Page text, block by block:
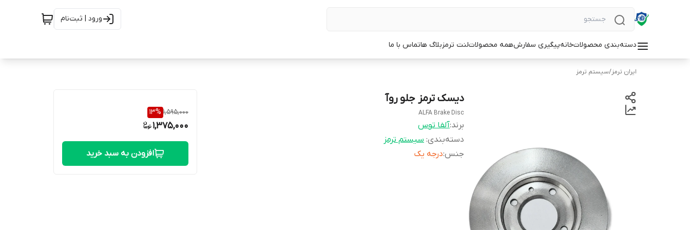
ورود | ثبت‌نام
دسته‌بندی محصولاتخانهپیگیری سفارشهمه محصولاتلنت ترمزبلاگ هاتماس با ما
ایران ترمز/سیستم ترمز
دیسک ترمز جلو روآ
ALFA Brake Disc
برند:آلفا توس
دسته‌بندی: سیستم ترمز
جنس:درجه یک
1,595,000
13%
1,375,000
افزودن به سبد خرید